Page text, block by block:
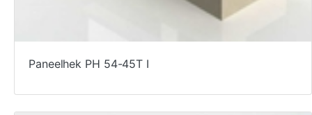
Paneelhek PH 54-45T I